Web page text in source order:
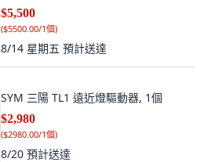
$5,500
($5500.00/1個)
8/14 星期五 預計送達
SYM 三陽 TL1 遠近燈驅動器, 1個
$2,980
($2980.00/1個)
8/20 預計送達